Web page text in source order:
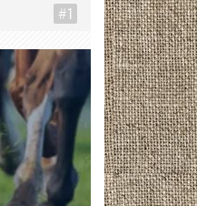
#1